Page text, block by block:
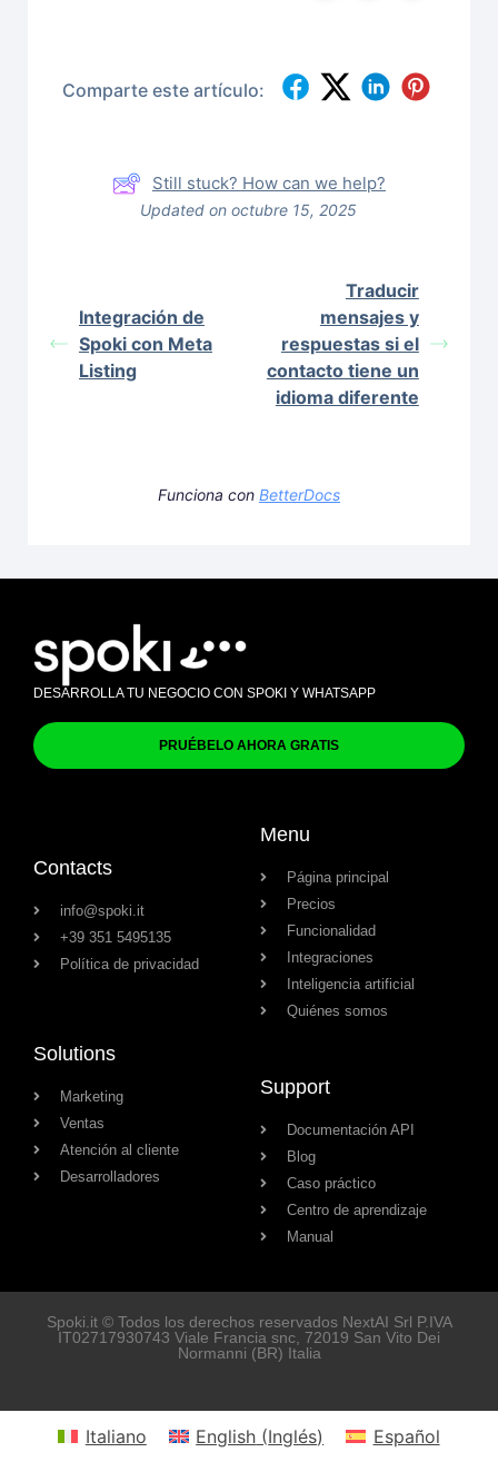
Comparte este artículo:
Still stuck? How can we help?
Updated on octubre 15, 2025
Integración de
Spoki con Meta
Listing
Traducir
mensajes y
respuestas si el
contacto tiene un
idioma diferente
Funciona con BetterDocs
DESARROLLA TU NEGOCIO CON SPOKI Y WHATSAPP
PRUÉBELO AHORA GRATIS
Contacts
info@spoki.it
+39 351 5495135
Política de privacidad
Menu
Página principal
Precios
Funcionalidad
Integraciones
Inteligencia artificial
Quiénes somos
Solutions
Marketing
Ventas
Atención al cliente
Desarrolladores
Support
Documentación API
Blog
Caso práctico
Centro de aprendizaje
Manual
Spoki.it © Todos los derechos reservados NextAI Srl P.IVA
IT02717930743 Viale Francia snc, 72019 San Vito Dei
Normanni (BR) Italia
Italiano English (Inglés) Español